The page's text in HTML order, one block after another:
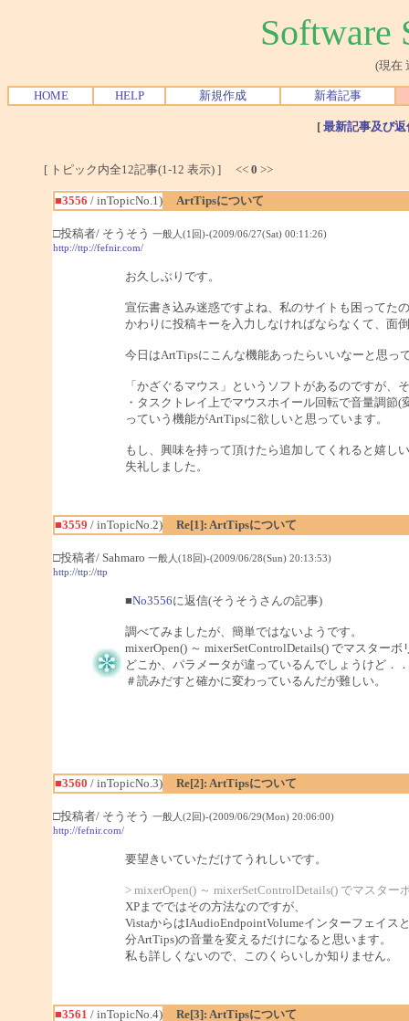
Software
(現在
HOME HELP 新規作成 新着記事
[ 最新記事及び
[ トピック内全12記事(1-12 表示) ] << 0 >>
■3556 / inTopicNo.1) ArtTipsについて
□投稿者/ そうそう 一般人(1回)-(2009/06/27(Sat) 00:11:26)
http://ttp://fefnir.com/
お久しぶりです。
宣伝書き込み迷惑ですよね、私のサイトも困ってた
かわりに投稿キーを入力しなければならなくて、面
今日はArtTipsにこんな機能あったらいいなーと思っ
「かざぐるマウス」というソフトがあるのですが、
・タスクトレイ上でマウスホイール回転で音量調節
っていう機能がArtTipsに欲しいと思っています。
もし、興味を持って頂けたら追加してくれると嬉し
失礼しました。
■3559 / inTopicNo.2) Re[1]: ArtTipsについて
□投稿者/ Sahmaro 一般人(18回)-(2009/06/28(Sun) 20:13:53)
http://ttp://ttp
■No3556に返信(そうそうさんの記事)
調べてみましたが、簡単ではないようです。
mixerOpen() ～ mixerSetControlDetails() でマスター
どこか、パラメータが違っているんでしょうけど．
＃読みだすと確かに変わっているんだが難しい。
■3560 / inTopicNo.3) Re[2]: ArtTipsについて
□投稿者/ そうそう 一般人(2回)-(2009/06/29(Mon) 20:06:00)
http://fefnir.com/
要望きいていただけてうれしいです。
> mixerOpen() ～ mixerSetControlDetails() でマスタ
XPまでではその方法なのですが、
VistaからはIAudioEndpointVolumeインターフェイス
分ArtTips)の音量を変えるだけになると思います。
私も詳しくないので、このくらいしか知りません。
■3561 / inTopicNo.4) Re[3]: ArtTipsについて